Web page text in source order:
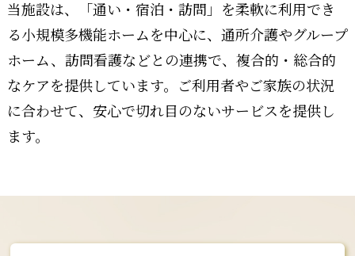
当施設は、「通い・宿泊・訪問」を柔軟に利用でき
る小規模多機能ホームを中心に、通所介護やグループ
ホーム、訪問看護などとの連携で、複合的・総合的
なケアを提供しています。ご利用者やご家族の状況
に合わせて、安心で切れ目のないサービスを提供し
ます。